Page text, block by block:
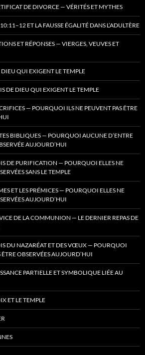
DE DIVORCE — VÉRITÉS ET MYTHES
ET LA FAUSSE ÉGALITÉ DANS L’ADULTÈRE
ET RÉPONSES — VIERGES, VEUVES ET
DIEU QUI EXIGENT LE TEMPLE
DE DIEU QUI EXIGENT LE TEMPLE
— POURQUOI ILS NE PEUVENT PAS ÊTRE
BIBLIQUES — POURQUOI AUCUNE D’ENTRE
AUJOURD’HUI
DE PURIFICATION — POURQUOI ELLES NE
SANS LE TEMPLE
ET LES PRÉMICES — POURQUOI ELLES NE
AUJOURD’HUI
DE LA COMMUNION — LE DERNIER REPAS DE
DU NAZARÉAT ET DES VŒUX — POURQUOI
ÊTRE OBSERVÉES AUJOURD’HUI
PARTIELLE ET SYMBOLIQUE LIÉE AU
ET LE TEMPLE